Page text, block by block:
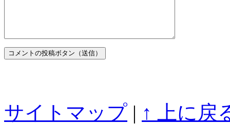
サイトマップ | ↑ 上に戻